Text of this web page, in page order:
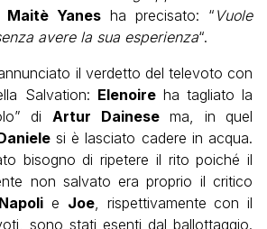
Maitè Yanes ha precisato: “ Vuole
avere la sua esperienza“.
il verdetto del televoto con
Salvation: Elenoireha tagliato la
di Artur Dainesema, in quel
si è lasciato cadere in acqua.
bisogno di ripetere il rito poiché il
non salvato era proprio il critico
e Joe, rispettivamente con il
sono stati esenti dal ballottaggio.